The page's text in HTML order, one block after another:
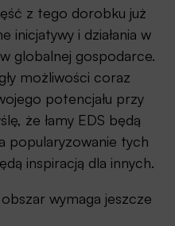
z tego dorobku już
inicjatywy i działania w
globalnej gospodarce.
możliwości coraz
potencjału przy
że łamy EDS będą
popularyzowanie tych
inspiracją dla innych.
wymaga jeszcze